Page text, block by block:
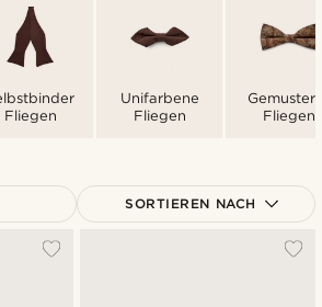
Fliegen
Unifarbene
Fliegen
Fliegen
SORTIEREN NACH